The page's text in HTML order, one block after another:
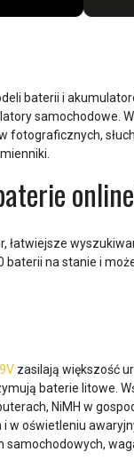
baterii i
samochodowe.
baterii na stanie i
9V zasilają większość
baterie litowe.
NiMH w
w oświetleniu